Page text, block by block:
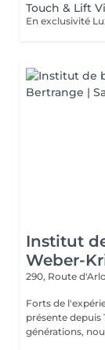
Touch & Lift
Institut
Weber-
290, Route
Forts de
présente depuis
générations,